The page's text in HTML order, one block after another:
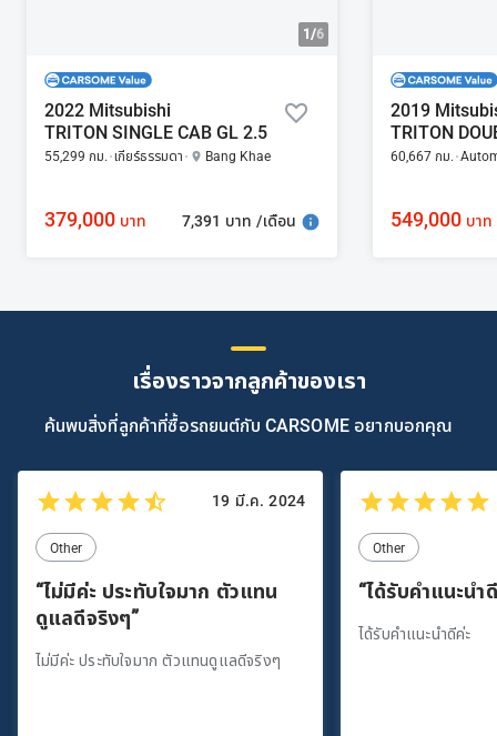
1/6
2022 Mitsubishi
TRITON SINGLE CAB GL 2.5
55,299 กม. เกียร์ธรรมดา Bang Khae
379,000 บาท 7,391 บาท /เดือน
2019
60,667 กม.
549,000 บาท
เรื่องราวจากลูกค้าของเรา
ค้นพบสิ่งที่ลูกค้าที่ซื้อรถยนต์กับ CARSOME อยากบอกคุณ
19 มี.ค. 2024
Other
“ไม่มีค่ะ ประทับใจมาก ตัวแทน
ดูแลดีจริงๆ”
ไม่มีค่ะ ประทับใจมาก ตัวแทนดูแลดีจริงๆ
Other
“ได้รับคำแนะนำ
ได้รับคำแนะนำดีค่ะ